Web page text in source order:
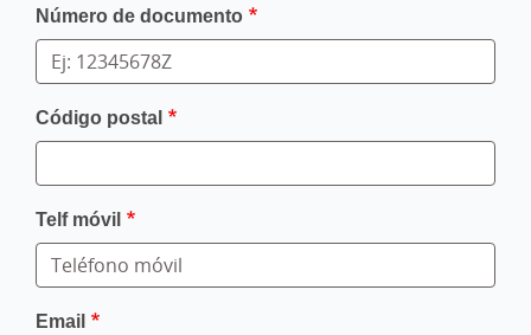
Número de documento
Código postal
Telf móvil
Email